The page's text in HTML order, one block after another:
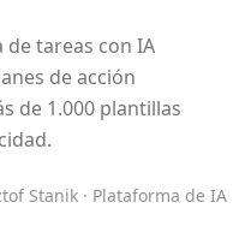
tareas con IA
de acción
de 1.000 plantillas
Stanik · Plataforma de IA